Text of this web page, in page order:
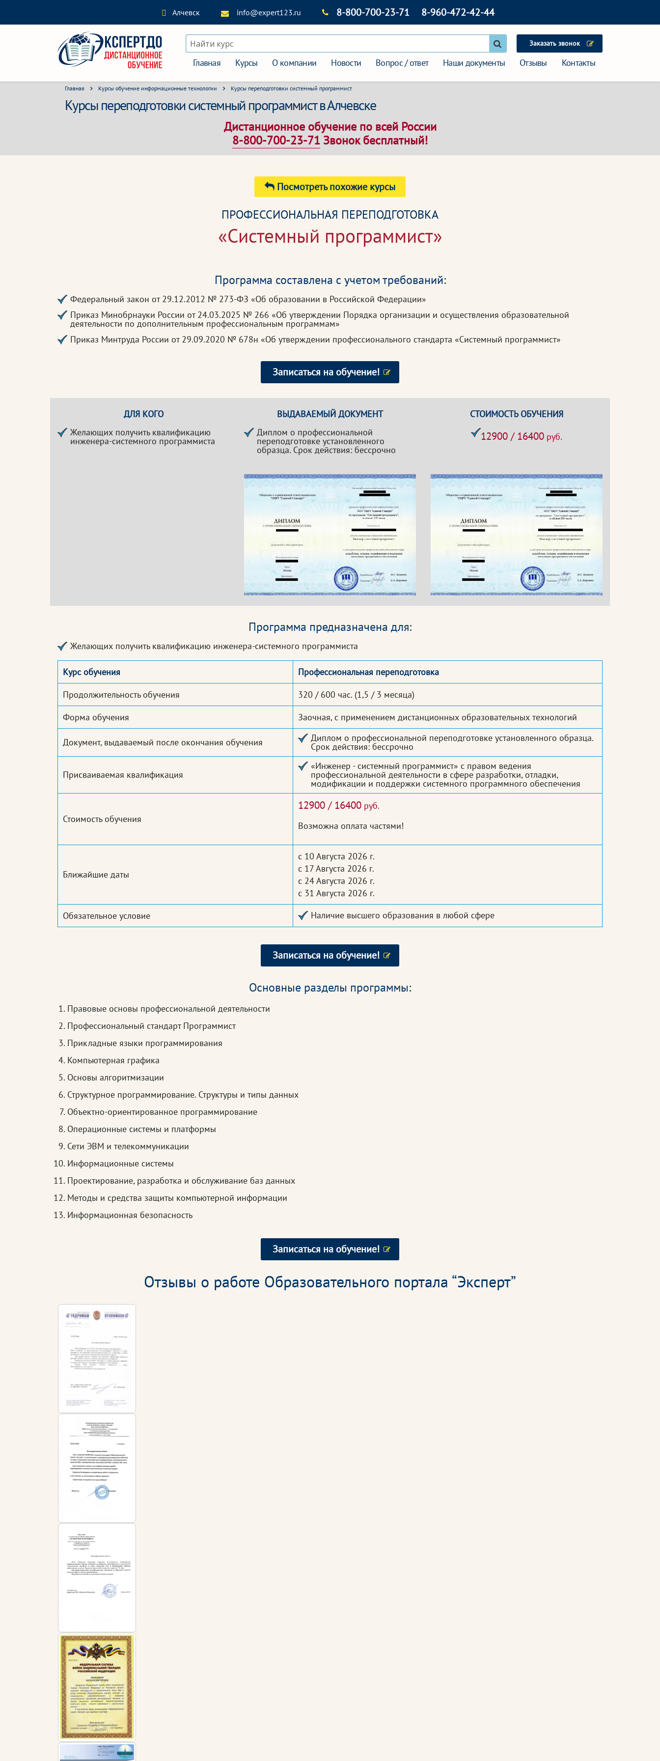
Алчевск info@expert123.ru 8-800-700-23-71 8-960-472-42-44
Найти курс Заказать звонок
Главная Курсы О компании Новости Вопрос / ответ Наши документы Отзывы Контакты
Главная Курсы обучение информационные технологии Курсы переподготовки системный программист
Курсы переподготовки системный программист в Алчевске
Дистанционное обучение по всей России
8-800-700-23-71 Звонок бесплатный!
Посмотреть похожие курсы
ПРОФЕССИОНАЛЬНАЯ ПЕРЕПОДГОТОВКА
«Системный программист»
Программа составлена с учетом требований:
Федеральный закон от 29.12.2012 № 273-ФЗ «Об образовании в Российской Федерации»
Приказ Минобрнауки России от 24.03.2025 № 266 «Об утверждении Порядка организации и осуществления образовательной
деятельности по дополнительным профессиональным программам»
Приказ Минтруда России от 29.09.2020 № 678н «Об утверждении профессионального стандарта «Системный программист»
Записаться на обучение!
ДЛЯ КОГО
Желающих получить квалификацию
инженера-системного программиста
ВЫДАВАЕМЫЙ ДОКУМЕНТ
Диплом о профессиональной
переподготовке установленного
образца. Срок действия: бессрочно
СТОИМОСТЬ ОБУЧЕНИЯ
12900 / 16400 руб.
Программа предназначена для:
Желающих получить квалификацию инженера-системного программиста
Курс обучения
Профессиональная переподготовка
Продолжительность обучения
320 / 600 час. (1,5 / 3 месяца)
Форма обучения
Заочная, с применением дистанционных образовательных технологий
Документ, выдаваемый после окончания обучения Диплом о профессиональной переподготовке установленного образца.
Срок действия: бессрочно
Присваиваемая квалификация
«Инженер - системный программист» с правом ведения
профессиональной деятельности в сфере разработки, отладки,
модификации и поддержки системного программного обеспечения
Стоимость обучения
12900 / 16400 руб.
Возможна оплата частями!
Ближайшие даты
с 10 Августа 2026 г.
с 17 Августа 2026 г.
с 24 Августа 2026 г.
с 31 Августа 2026 г.
Обязательное условие
Наличие высшего образования в любой сфере
Записаться на обучение!
Основные разделы программы:
Правовые основы профессиональной деятельности
Профессиональный стандарт Программист
Прикладные языки программирования
Компьютерная графика
Основы алгоритмизации
Структурное программирование. Структуры и типы данных
Объектно-ориентированное программирование
Операционные системы и платформы
Сети ЭВМ и телекоммуникации
Информационные системы
Проектирование, разработка и обслуживание баз данных
Методы и средства защиты компьютерной информации
Информационная безопасность
Записаться на обучение!
Отзывы о работе Образовательного портала “Эксперт”